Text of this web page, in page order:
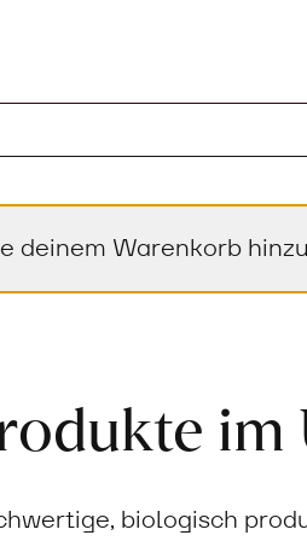
Warenkorb
deinem Warenkorb
biologisch